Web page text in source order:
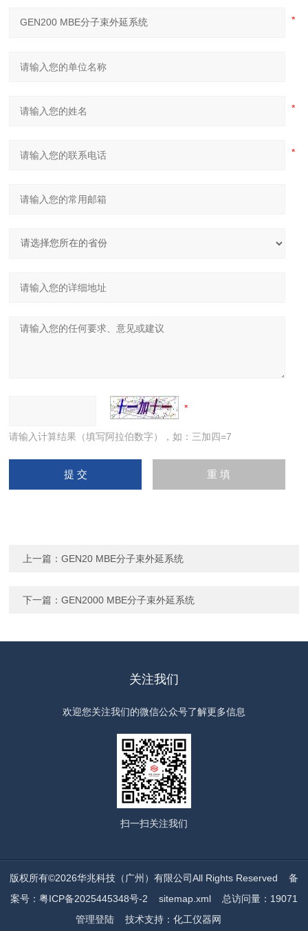
请输入计算结果（填写阿拉伯数字），如：三加四=7
上一篇：GEN20 MBE分子束外延系统
下一篇：GEN2000 MBE分子束外延系统
关注我们
欢迎您关注我们的微信公众号了解更多信息
扫一扫关注我们
版权所有©2026华兆科技（广州）有限公司All Rights Reserved 备
案号：粤ICP备2025445348号-2
sitemap.xml总访问量：19071
管理登陆技术支持： 化工仪器网